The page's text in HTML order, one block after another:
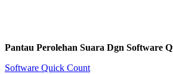
Pantau Perolehan Suara Dgn Software
Software Quick Count